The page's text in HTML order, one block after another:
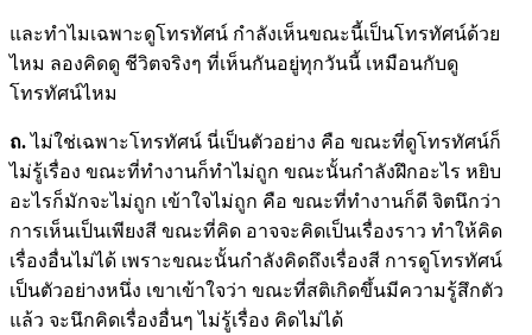
และทำไมเฉพาะดูโทรทัศน์ กำลังเห็นขณะนี้เป็นโทรทัศน์ด้วย
ไหม ลองคิดดู ชีวิตจริงๆ ที่เห็นกันอยู่ทุกวันนี้ เหมือนกับดู
โทรทัศน์ไหม
ถ.ไม่ใช่เฉพาะโทรทัศน์ นี่เป็นตัวอย่าง คือ ขณะที่ดูโทรทัศน์ก็
ไม่รู้เรื่อง ขณะที่ทำงานก็ทำไม่ถูก ขณะนั้นกำลังฝึกอะไร หยิบ
อะไรก็มักจะไม่ถูก เข้าใจไม่ถูก คือ ขณะที่ทำงานก็ดี จิตนึกว่า
การเห็นเป็นเพียงสี ขณะที่คิด อาจจะคิดเป็นเรื่องราว ทำให้คิด
เรื่องอื่นไม่ได้ เพราะขณะนั้นกำลังคิดถึงเรื่องสี การดูโทรทัศน์
เป็นตัวอย่างหนึ่ง เขาเข้าใจว่า ขณะที่สติเกิดขึ้นมีความรู้สึกตัว
แล้ว จะนึกคิดเรื่องอื่นๆ ไม่รู้เรื่อง คิดไม่ได้